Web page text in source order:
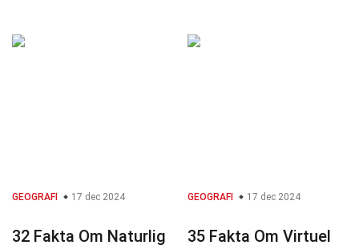
GEOGRAFI 17 dec 2024
32 Fakta Om Naturlig
GEOGRAFI 17 dec 2024
35 Fakta Om Virtuel